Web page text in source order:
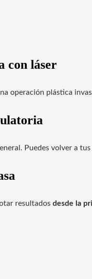
con láser
operación plástica
Puedes volver a
resultados desde la